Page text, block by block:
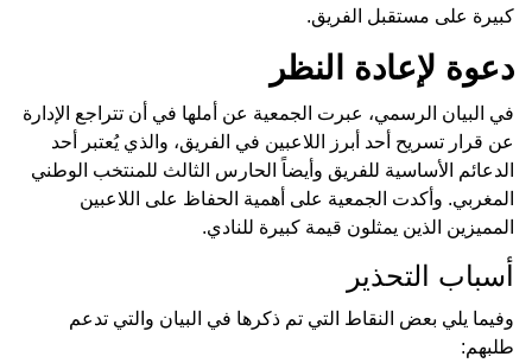
كبيرة على مستقبل الفريق.
دعوة لإعادة النظر
في البيان الرسمي، عبرت الجمعية عن أملها في أن تتراجع الإدارة
عن قرار تسريح أحد أبرز اللاعبين في الفريق، والذي يُعتبر أحد
الدعائم الأساسية للفريق وأيضاً الحارس الثالث للمنتخب الوطني
المغربي. وأكدت الجمعية على أهمية الحفاظ على اللاعبين
المميزين الذين يمثلون قيمة كبيرة للنادي.
أسباب التحذير
وفيما يلي بعض النقاط التي تم ذكرها في البيان والتي تدعم
طلبهم: